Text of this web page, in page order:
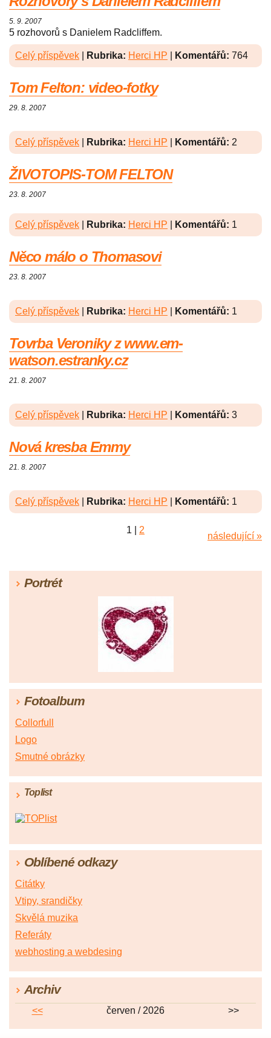
5. 9. 2007
5 rozhovorů s Danielem Radcliffem.
Celý příspěvek Rubrika: Herci HP Komentářů: 764
Tom Felton: video-fotky
29. 8. 2007
Celý příspěvek Rubrika: Herci HP Komentářů: 2
ŽIVOTOPIS-TOM FELTON
23. 8. 2007
Celý příspěvek Rubrika: Herci HP Komentářů: 1
Něco málo o Thomasovi
23. 8. 2007
Celý příspěvek Rubrika: Herci HP Komentářů: 1
Tovrba Veroniky z www.em-
watson.estranky.cz
21. 8. 2007
Celý příspěvek Rubrika: Herci HP Komentářů: 3
Nová kresba Emmy
21. 8. 2007
Celý příspěvek Rubrika: Herci HP Komentářů: 1
1 2
následující »
Portrét
Fotoalbum
Collorfull
Logo
Smutné obrázky
Toplist
Oblíbené odkazy
Citátky
Vtipy, srandičky
Skvělá muzika
Referáty
webhosting a webdesing
Archiv
<< červen / 2026 >>